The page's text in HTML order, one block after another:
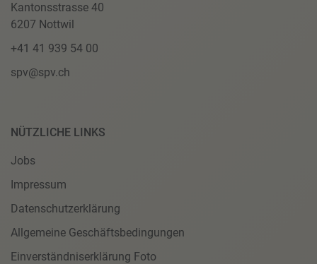
Kantonsstrasse 40
6207 Nottwil
+41 41 939 54 00
spv@spv.ch
NÜTZLICHE LINKS
Jobs
Impressum
Datenschutzerklärung
Allgemeine Geschäftsbedingungen
Einverständniserklärung Foto